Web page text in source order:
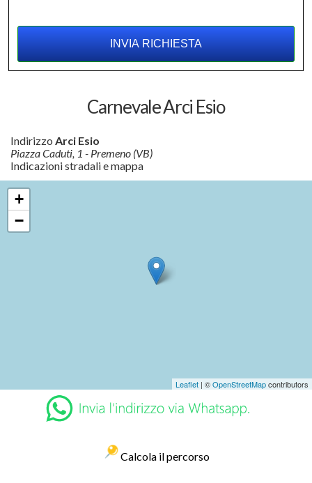
Carnevale Arci Esio
Indirizzo Arci Esio
Piazza Caduti, 1 - Premeno (VB)
Indicazioni stradali e mappa
+
−
Leaflet | ©OpenStreetMapcontributors
Calcola il percorso